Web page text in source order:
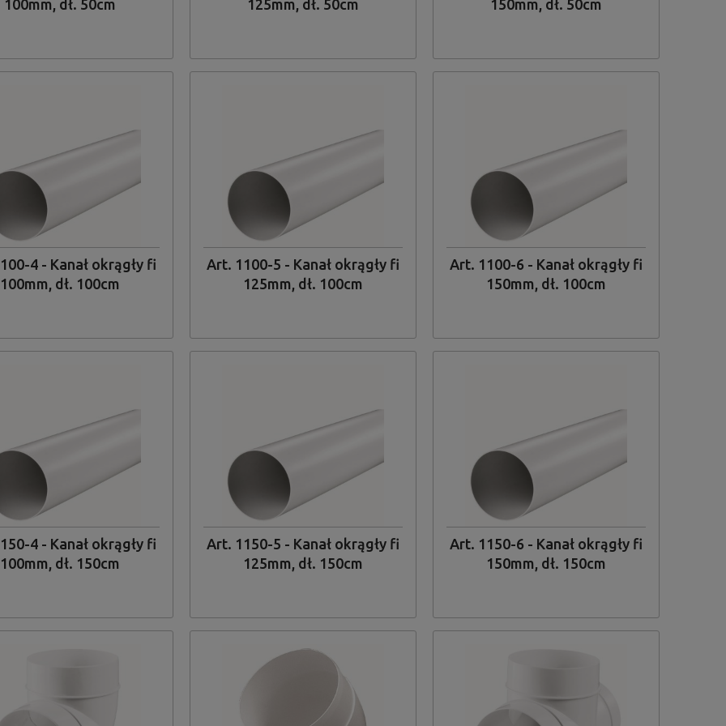
100mm, dł. 50cm 125mm, dł. 50cm 150mm, dł. 50cm
4 - Kanał okrągły fi
100mm, dł. 100cm
Art. 1100-5 - Kanał okrągły fi
125mm, dł. 100cm
Art. 1100-6 - Kanał okrągły fi
150mm, dł. 100cm
4 - Kanał okrągły fi
100mm, dł. 150cm
Art. 1150-5 - Kanał okrągły fi
125mm, dł. 150cm
Art. 1150-6 - Kanał okrągły fi
150mm, dł. 150cm